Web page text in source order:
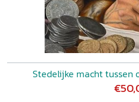
Stedelijke macht tussen